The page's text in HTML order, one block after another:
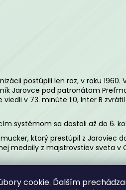
cookie. Ďalším
postúpili len raz, v roku 1960.
Jarovce pod patronátom
v 73. minúte 1:0, Inter B
systémom sa dostali až do 6.
ktorý prestúpil z Jaroviec
medaily z majstrovstiev sveta v